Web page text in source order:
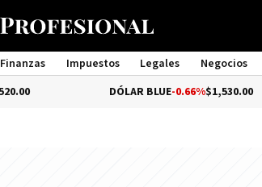
Finanzas Impuestos Legales Negocios
Management
DÓLAR BLUE-0.66%$1,530.00